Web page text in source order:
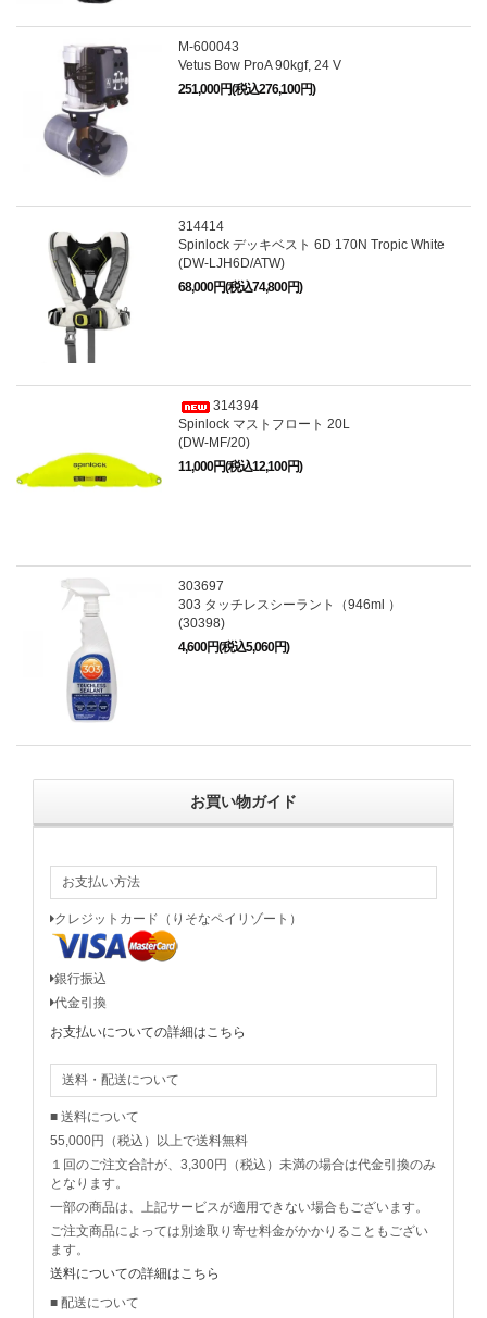
M-600043
Vetus Bow ProA 90kgf, 24 V
251,000円(税込276,100円)
314414
Spinlock デッキベスト 6D 170N Tropic White
(DW-LJH6D/ATW)
68,000円(税込74,800円)
314394
Spinlock マストフロート 20L
(DW-MF/20)
11,000円(税込12,100円)
303697
303 タッチレスシーラント（946ml ）
(30398)
4,600円(税込5,060円)
お買い物ガイド
お支払い方法
クレジットカード（りそなペイリゾート）
銀行振込
代金引換
お支払いについての詳細はこちら
送料・配送について
■ 送料について
55,000円（税込）以上で送料無料
１回のご注文合計が、3,300円（税込）未満の場合は代金引換のみ
となります。
一部の商品は、上記サービスが適用できない場合もございます。
ご注文商品によっては別途取り寄せ料金がかかりることもござい
ます。
送料についての詳細はこちら
■ 配送について